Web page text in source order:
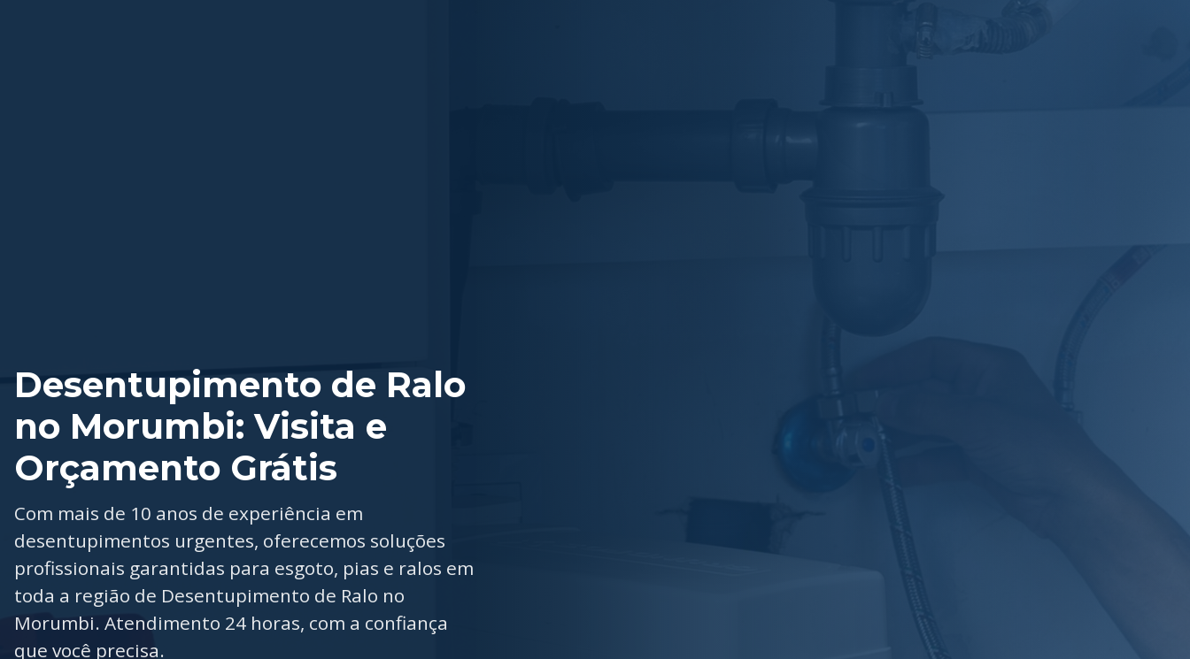
Desentupimento de Ralo
no Morumbi: Visita e
Orçamento Grátis
Com mais de 10 anos de experiência em
desentupimentos urgentes, oferecemos soluções
profissionais garantidas para esgoto, pias e ralos em
toda a região de Desentupimento de Ralo no
Morumbi. Atendimento 24 horas, com a confiança
que você precisa.